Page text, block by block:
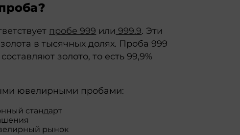
пробе 999 или 999.9. Эти
в тысячных долях. Проба 999
золото, то есть 99,9%
ювелирными пробами:
стандарт
рынок